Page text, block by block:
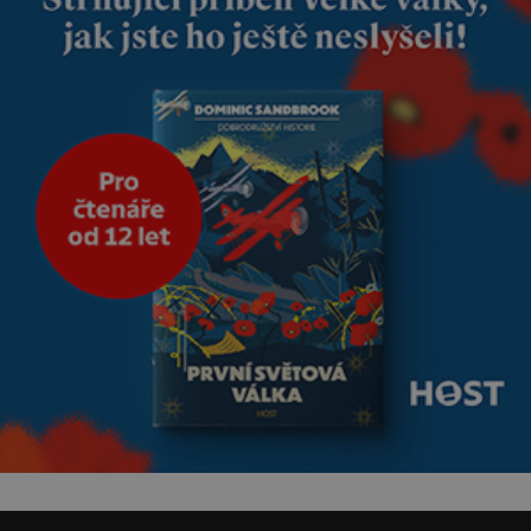
bezpečí, proto by pokoj
miminka měl působit především
klidně a útulně. Předškolní věk